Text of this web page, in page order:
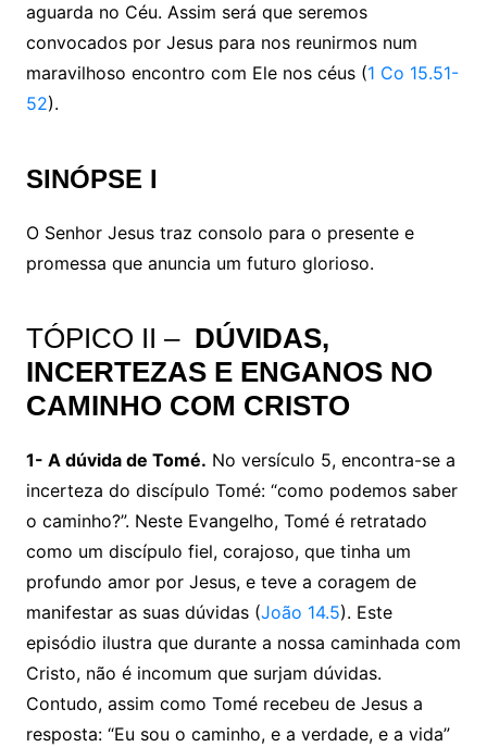
aguarda no Céu. Assim será que seremos
convocados por Jesus para nos reunirmos num
maravilhoso encontro com Ele nos céus (1 Co 15.51-
52).
SINÓPSE I
O Senhor Jesus traz consolo para o presente e
promessa que anuncia um futuro glorioso.
TÓPICO II – DÚVIDAS,
INCERTEZAS E ENGANOS NO
CAMINHO COM CRISTO
1- A dúvida de Tomé. No versículo 5, encontra-se a
incerteza do discípulo Tomé: “como podemos saber
o caminho?”. Neste Evangelho, Tomé é retratado
como um discípulo fiel, corajoso, que tinha um
profundo amor por Jesus, e teve a coragem de
manifestar as suas dúvidas (João 14.5). Este
episódio ilustra que durante a nossa caminhada com
Cristo, não é incomum que surjam dúvidas.
Contudo, assim como Tomé recebeu de Jesus a
resposta: “Eu sou o caminho, e a verdade, e a vida”